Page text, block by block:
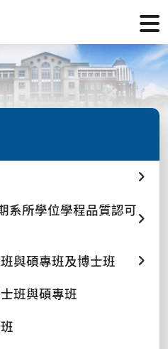
系所學位學程品質認可
與碩專班及博士班
班與碩專班